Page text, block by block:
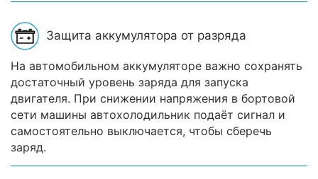
Защита аккумулятора от разряда
На автомобильном аккумуляторе важно сохранять
достаточный уровень заряда для запуска
двигателя. При снижении напряжения в бортовой
сети машины автохолодильник подаёт сигнал и
самостоятельно выключается, чтобы сберечь
заряд.